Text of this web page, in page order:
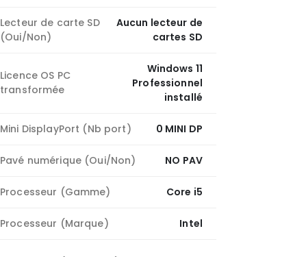
Lecteur de carte SD
(Oui/Non)
Aucun lecteur de
cartes SD
Licence OS PC
transformée
Windows 11
Professionnel
installé
Mini DisplayPort (Nb port) 0 MINI DP
Pavé numérique (Oui/Non) NO PAV
Processeur (Gamme) Core i5
Processeur (Marque) Intel